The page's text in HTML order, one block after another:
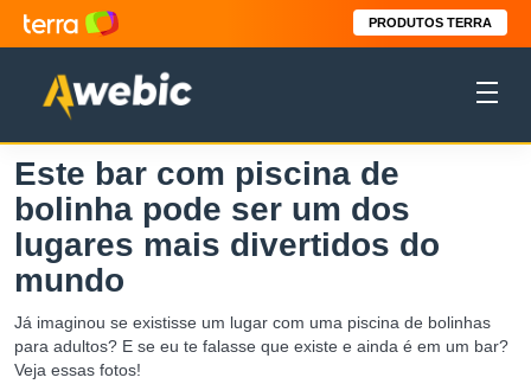
PRODUTOS TERRA
Este bar com piscina de
bolinha pode ser um dos
lugares mais divertidos do
mundo
Já imaginou se existisse um lugar com uma piscina de bolinhas
para adultos? E se eu te falasse que existe e ainda é em um bar?
Veja essas fotos!